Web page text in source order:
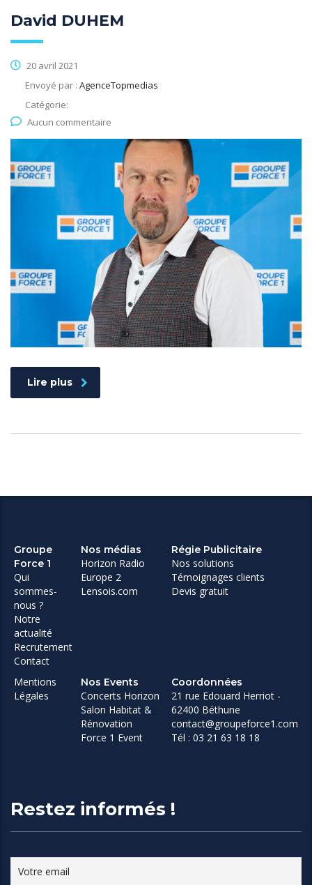
David DUHEM
20 avril 2021
Envoyé par : AgenceTopmedias
Catégorie:
Aucun commentaire
Lire plus
Groupe
Force 1
Qui
sommes-
nous ?
Notre
actualité
Recrutement
Contact
Nos médias
Horizon Radio
Europe 2
Lensois.com
Régie Publicitaire
Nos solutions
Témoignages clients
Devis gratuit
Mentions
Légales
Nos Events
Concerts Horizon
Salon Habitat &
Rénovation
Force 1 Event
Coordonnées
21 rue Edouard Herriot -
62400 Béthune
contact@groupeforce1.com
Tél : 03 21 63 18 18
Restez informés !